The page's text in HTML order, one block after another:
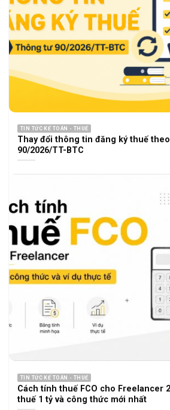
TIN TỨC KẾ TOÁN - THUẾ
Thay đổi thông tin đăng ký thuế
90/2026/TT-BTC
TIN TỨC KẾ TOÁN - THUẾ
Cách tính thuế FCO cho Freelancer
thuế 1 tỷ và công thức mới nhất